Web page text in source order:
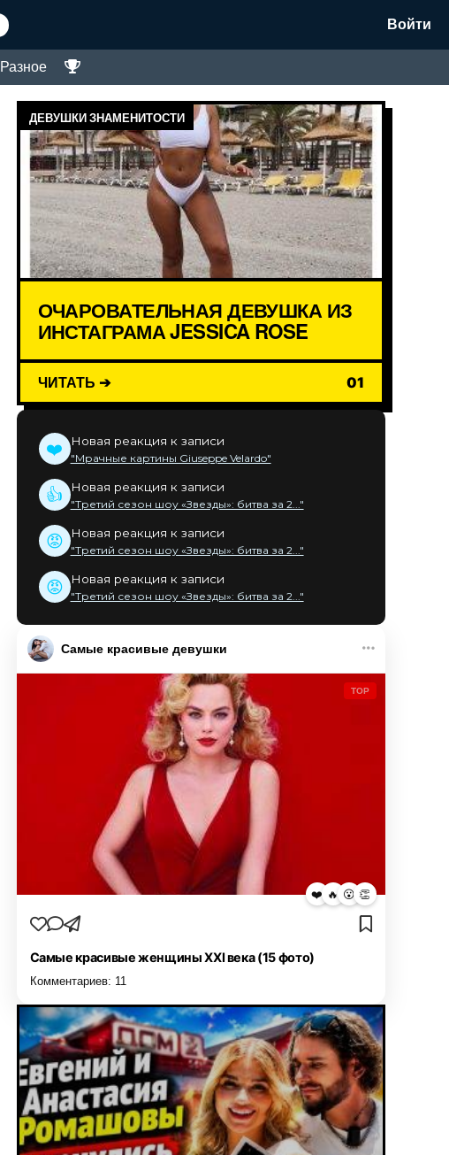
Войти
Разное
ДЕВУШКИ ЗНАМЕНИТОСТИ
ОЧАРОВАТЕЛЬНАЯ ДЕВУШКА ИЗ
ИНСТАГРАМА JESSICA ROSE
ЧИТАТЬ ➔ 01
❤️ Новая реакция к записи
"Мрачные картины Giuseppe Velardo"
👍 Новая реакция к записи
"Третий сезон шоу «Звезды»: битва за 2..."
😡 Новая реакция к записи
"Третий сезон шоу «Звезды»: битва за 2..."
😡 Новая реакция к записи
"Третий сезон шоу «Звезды»: битва за 2..."
Самые красивые девушки
TOP
❤️ 🔥 😮 👏
Самые красивые женщины XXI века (15 фото)
Комментариев: 11